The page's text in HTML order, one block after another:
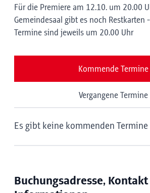
Für die Premiere am 12.10. um 20.00
Gemeindesaal gibt es noch Restkarten
Termine sind jeweils um 20.00 Uhr
Kommende Termine
Vergangene Termine
Es gibt keine kommenden Termine
Buchungsadresse, Kontakt